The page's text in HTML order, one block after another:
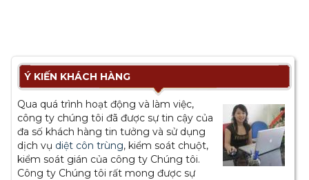
Ý KIẾN KHÁCH HÀNG
Qua quá trình hoạt động và làm việc,
công ty chúng tôi đã được sự tin cậy của
đa số khách hàng tin tưởng và sử dụng
dịch vụ diệt côn trùng, kiểm soát chuột,
kiểm soát gián của công ty Chúng tôi.
Công ty Chúng tôi rất mong được sự